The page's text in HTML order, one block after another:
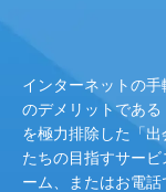
インターネットの
のデメリットである
を極力排除した「
たちの目指すサー
ーム、またはお電話